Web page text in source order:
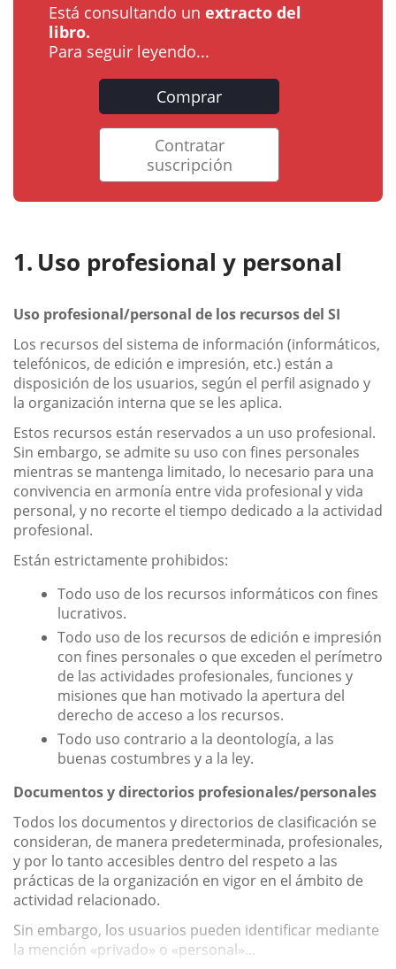
Está consultando un extracto del
libro.
Para seguir leyendo...
Comprar
Contratar
suscripción
Uso profesional y personal
Uso profesional/personal de los recursos del SI
Los recursos del sistema de información (informáticos,
telefónicos, de edición e impresión, etc.) están a
disposición de los usuarios, según el perfil asignado y
la organización interna que se les aplica.
Estos recursos están reservados a un uso profesional.
Sin embargo, se admite su uso con fines personales
mientras se mantenga limitado, lo necesario para una
convivencia en armonía entre vida profesional y vida
personal, y no recorte el tiempo dedicado a la actividad
profesional.
Están estrictamente prohibidos:
Todo uso de los recursos informáticos con fines
lucrativos.
Todo uso de los recursos de edición e impresión
con fines personales o que exceden el perímetro
de las actividades profesionales, funciones y
misiones que han motivado la apertura del
derecho de acceso a los recursos.
Todo uso contrario a la deontología, a las
buenas costumbres y a la ley.
Documentos y directorios profesionales/personales
Todos los documentos y directorios de clasificación se
consideran, de manera predeterminada, profesionales,
y por lo tanto accesibles dentro del respeto a las
prácticas de la organización en vigor en el ámbito de
actividad relacionado.
Sin embargo, los usuarios pueden identificar mediante
la mención «privado» o «personal»...